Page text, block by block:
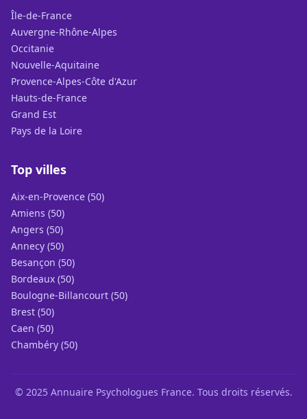
Île-de-France
Auvergne-Rhône-Alpes
Occitanie
Nouvelle-Aquitaine
Provence-Alpes-Côte d'Azur
Hauts-de-France
Grand Est
Pays de la Loire
Top villes
Aix-en-Provence (50)
Amiens (50)
Angers (50)
Annecy (50)
Besançon (50)
Bordeaux (50)
Boulogne-Billancourt (50)
Brest (50)
Caen (50)
Chambéry (50)
© 2025 Annuaire Psychologues France. Tous droits réservés.